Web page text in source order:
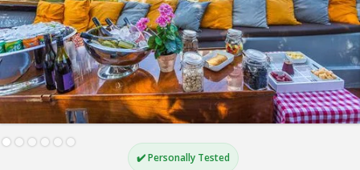
✔️ Personally Tested